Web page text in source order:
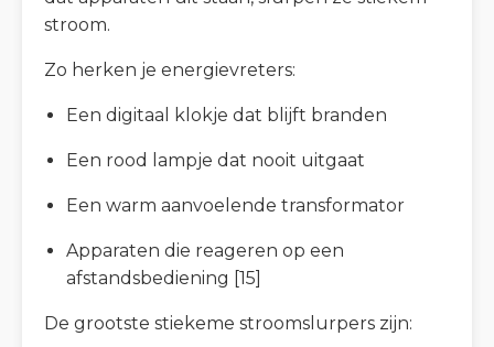
stroom.
Zo herken je energievreters:
Een digitaal klokje dat blijft branden
Een rood lampje dat nooit uitgaat
Een warm aanvoelende transformator
Apparaten die reageren op een
afstandsbediening [15]
De grootste stiekeme stroomslurpers zijn: